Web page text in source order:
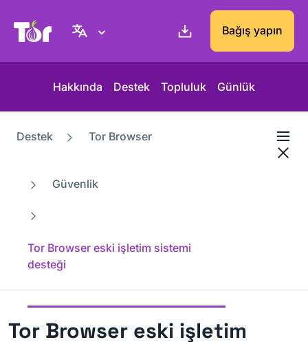
Tor Project sitesi Bağış yapın
Hakkında Destek Topluluk Günlük
Destek Tor Browser
Güvenlik
Tor Browser eski işletim sistemi
desteği
Tor Browser eski işletim